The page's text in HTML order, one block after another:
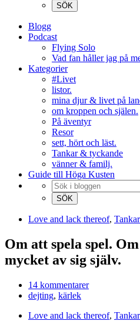
Blogg
Podcast
Flying Solo
Vad fan håller jag på
Kategorier
#Livet
listor.
mina djur & livet på
om kroppen och själen.
På äventyr
Resor
sett, hört och läst.
Tankar & tyckande
vänner & familj.
Guide till Höga Kusten
Love and lack thereof,
Om att spela spel.
mycket av sig själv.
14 kommentarer
dejting, kärlek
Love and lack thereof,